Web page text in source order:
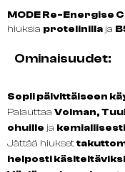
MODE Re-Energise
hiuksia proteiinilla ja
Ominaisuudet:
Sopii päivittäiseen
Palauttaa Voiman,
ohuille ja
Jättää hiukset
helposti käsiteltäviksi